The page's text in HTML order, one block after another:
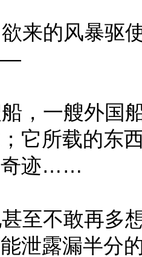
来的风暴驱
，一艘外国
它所载的
奇迹……
至不敢再多
能泄露漏半